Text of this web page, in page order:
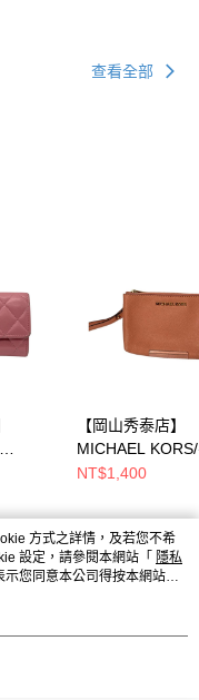
查看全部
【岡山秀泰店】
MICHAEL
包//35h7gtvc7l
NT$1,400
方式之詳情，及若您不希
設定，請參閱本網站「 隱私
您同意本公司得按本網站使